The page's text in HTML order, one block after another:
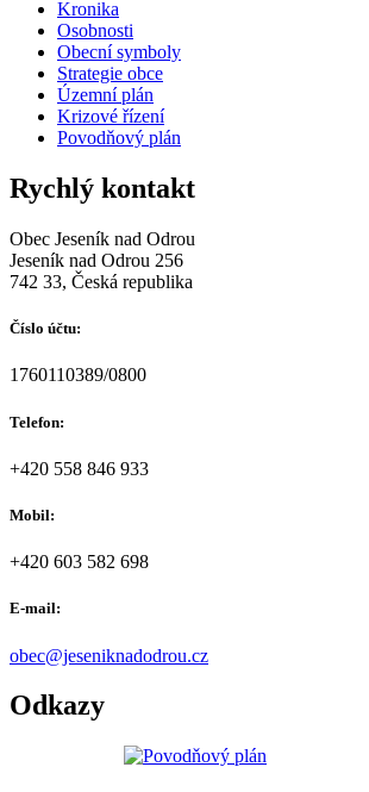
Kronika
Osobnosti
Obecní symboly
Strategie obce
Územní plán
Krizové řízení
Povodňový plán
Rychlý kontakt
Obec Jeseník nad Odrou
Jeseník nad Odrou 256
742 33, Česká republika
Číslo účtu:
1760110389/0800
Telefon:
+420 558 846 933
Mobil:
+420 603 582 698
E-mail:
obec@jeseniknadodrou.cz
Odkazy